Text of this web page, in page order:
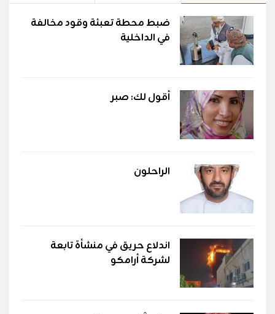
ضبط محطة تعبئة وقود مخالفة
في الداخلية
أقول لك: صبر
الراحلون
اندلاع حريق في منشأة تابعة
لشركة أرامكو